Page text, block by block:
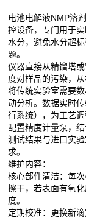
电池电解液NMP溶
控设备，专门用于
水分，避免水分超
题。
仪器直接从精馏塔
度对样品的污染，
将传统实验室需要
动分析。数据实时
行系统），为工艺调
配置精度计量泵，
测试结果与进口实
求。
维护内容：
核心部件清洁‌：每
擦干，若表面有氧
度。
定期校准‌：更换新